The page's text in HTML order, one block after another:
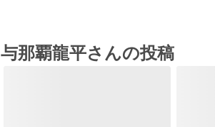
与那覇龍平さんの投稿